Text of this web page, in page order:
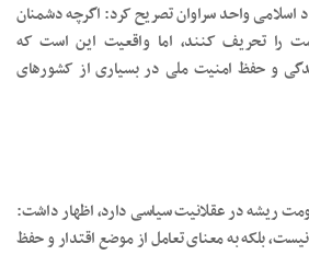
اسلامی واحد سراوان تصریح کرد: اگرچه دشمنان
را تحریف کنند، اما واقعیت این است که
و حفظ امنیت ملی در بسیاری از کشورهای
ریشه در عقلانیت سیاسی دارد، اظهار داشت:
بلکه به معنای تعامل از موضع اقتدار و حفظ